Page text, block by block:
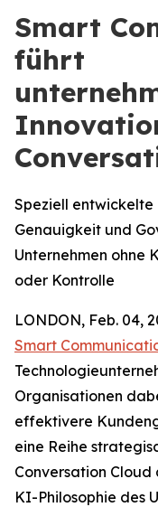
Smart
führt
Speziell
Genauigkeit und
Unternehmen ohne
oder Kontrolle
LONDON, Feb. 04,
Smart
Organisationen
effektivere
eine Reihe
Conversation
KI-Philosophie des